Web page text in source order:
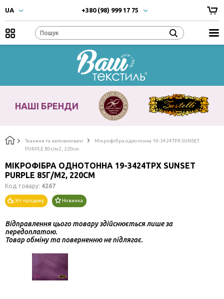
UA
UA- Українска
RU- Русский
+380 (98) 999 17 75
НАШІ БРЕНДИ
Тканини та наповнювачі
Мікрофібра однотонна 19-3424TPX SUNSET
PURPLE 85г/м2, 220см
МІКРОФІБРА ОДНОТОННА 19-3424TPX SUNSET
PURPLE 85Г/М2, 220СМ
Код товару: 4267
Хіт продажу Новинка
Відправлення цього товару здійснюється лише за
передоплатою.
Товар обміну та поверненню не підлягає.